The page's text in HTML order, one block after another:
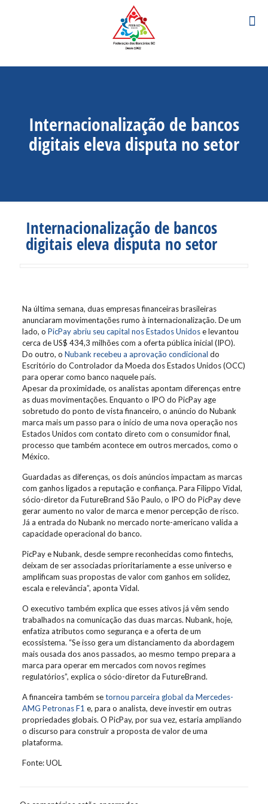
Internacionalização de bancos
digitais eleva disputa no setor
Internacionalização de bancos
digitais eleva disputa no setor
Na última semana, duas empresas financeiras brasileiras
anunciaram movimentações rumo à internacionalização. De um
lado, o PicPay abriu seu capital nos Estados Unidose levantou
cerca de US$ 434,3 milhões com a oferta pública inicial (IPO).
Do outro, o Nubank recebeu a aprovação condicional do
Escritório do Controlador da Moeda dos Estados Unidos (OCC)
para operar como banco naquele país.
Apesar da proximidade, os analistas apontam diferenças entre
as duas movimentações. Enquanto o IPO do PicPay age
sobretudo do ponto de vista financeiro, o anúncio do Nubank
marca mais um passo para o início de uma nova operação nos
Estados Unidos com contato direto com o consumidor final,
processo que também acontece em outros mercados, como o
México.
Guardadas as diferenças, os dois anúncios impactam as marcas
com ganhos ligados a reputação e confiança. Para Filippo Vidal,
sócio-diretor da FutureBrand São Paulo, o IPO do PicPay deve
gerar aumento no valor de marca e menor percepção de risco.
Já a entrada do Nubank no mercado norte-americano valida a
capacidade operacional do banco.
PicPay e Nubank, desde sempre reconhecidas como fintechs,
deixam de ser associadas prioritariamente a esse universo e
amplificam suas propostas de valor com ganhos em solidez,
escala e relevância”, aponta Vidal.
O executivo também explica que esses ativos já vêm sendo
trabalhados na comunicação das duas marcas. Nubank, hoje,
enfatiza atributos como segurança e a oferta de um
ecossistema. “Se isso gera um distanciamento da abordagem
mais ousada dos anos passados, ao mesmo tempo prepara a
marca para operar em mercados com novos regimes
regulatórios”, explica o sócio-diretor da FutureBrand.
A financeira também setornou parceira global da Mercedes-
AMG Petronas F1 e, para o analista, deve investir em outras
propriedades globais. O PicPay, por sua vez, estaria ampliando
o discurso para construir a proposta de valor de uma
plataforma.
Fonte: UOL